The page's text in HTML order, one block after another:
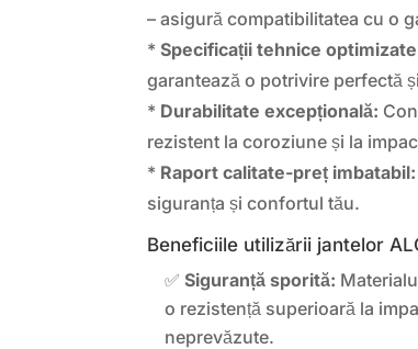
– asigură compatibilitatea cu o
*Specificații tehnice
garantează o potrivire perfectă
* Durabilitate excepțională:
rezistent la coroziune și la
* Raport calitate-preț imbatabil:
siguranța și confortul tău.
Beneficiile utilizării jantelor
✅Siguranță sporită:
o rezistență superioară la
neprevăzute.